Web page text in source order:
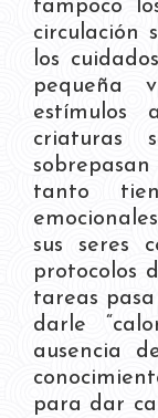
tampoco
circulación
los
pequeña
estímulos
criaturas
tanto
sus seres
protocolos
tareas
darle
ausencia
para dar